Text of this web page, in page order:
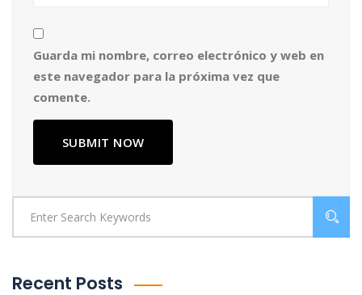
Guarda mi nombre, correo electrónico y web en
este navegador para la próxima vez que
comente.
Recent Posts